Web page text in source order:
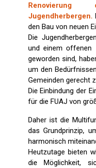
Jugendherbergen.
den Bau von neuen
Die
und einem offenen
geworden sind,
um den
Gemeinden gerecht
Die Einbindung der
für die FUAJ von
Daher ist die
das Grundprinzip,
harmonisch
Heutzutage bieten
die Möglichkeit,